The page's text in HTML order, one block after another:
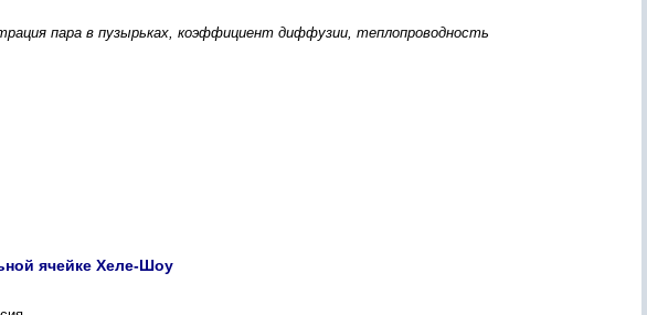
пара в пузырьках, коэффициент диффузии, теплопроводность
ячейке Хеле-Шоу